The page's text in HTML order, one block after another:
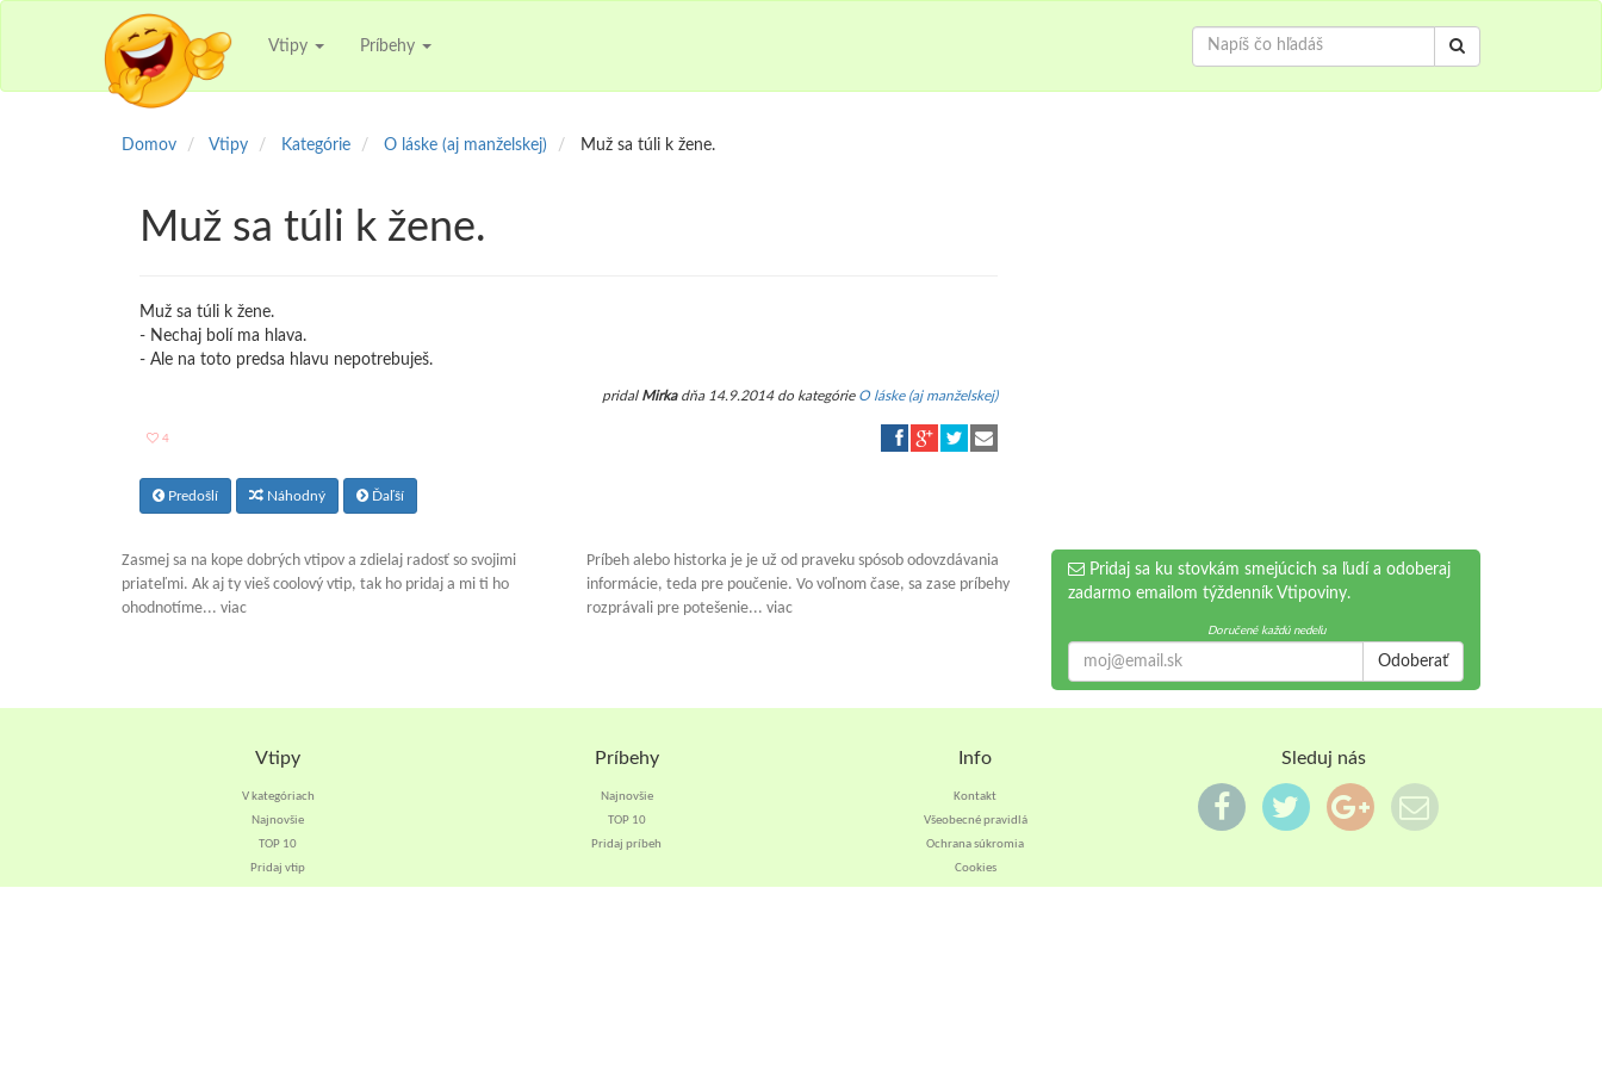
Vtipy Príbehy
Domov Vtipy Kategórie O láske (aj manželskej) Muž sa túli k žene.
Muž sa túli k žene.
Muž sa túli k žene.
- Nechaj bolí ma hlava.
- Ale na toto predsa hlavu nepotrebuješ.
pridal Mirkadňa 14.9.2014 do kategórie O láske (aj manželskej)
4
Predošlí Náhodný Ďaľší
Zasmej sa na kope dobrých vtipov a zdielaj radosť so svojimi
priateľmi. Ak aj ty vieš coolový vtip, tak ho pridaj a mi ti ho
ohodnotíme... viac
Príbeh alebo historka je je už od praveku spósob odovzdávania
informácie, teda pre poučenie. Vo voľnom čase, sa zase príbehy
rozprávali pre potešenie... viac
Pridaj sa ku stovkám smejúcich sa ľudí a odoberaj
zadarmo emailom týždenník Vtipoviny.
Doručené každú nedeľu
Odoberať
Vtipy
V kategóriach
Najnovšie
TOP 10
Pridaj vtip
Príbehy
Najnovšie
TOP 10
Pridaj príbeh
Info
Kontakt
Všeobecné pravidlá
Ochrana súkromia
Cookies
Sleduj nás